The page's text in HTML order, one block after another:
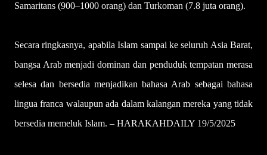
Samaritans (900–1000 orang) dan Turkoman (7.8 juta orang).
Secara ringkasnya, apabila Islam sampai ke seluruh Asia Barat,
bangsa Arab menjadi dominan dan penduduk tempatan merasa
selesa dan bersedia menjadikan bahasa Arab sebagai bahasa
lingua franca walaupun ada dalam kalangan mereka yang tidak
bersedia memeluk Islam. – HARAKAHDAILY 19/5/2025